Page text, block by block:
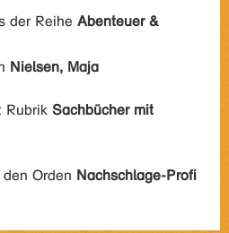
der Reihe Abenteuer &
Nielsen, Maja
Rubrik Sachbücher mit
Orden Nachschlage-Profi